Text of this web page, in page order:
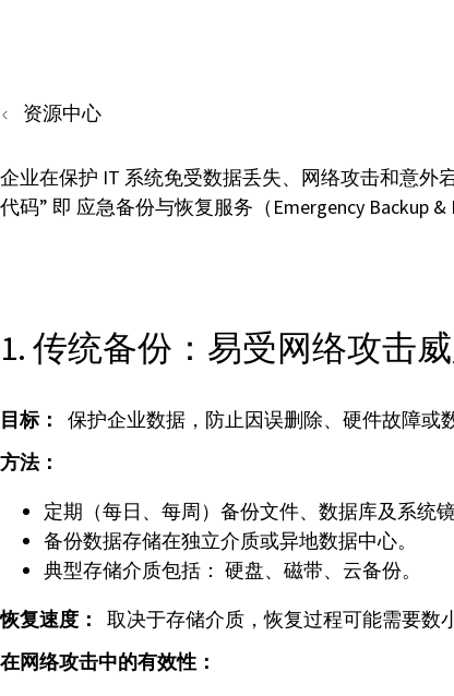
资源中心
企业在保护 IT 系统免受数据丢失、网络攻击和意外
代码” 即 应急备份与恢复服务（Emergency Backup
1. 传统备份：易受网络攻击
目标：
保护企业数据，防止因误删除、硬件故障或
方法：
定期（每日、每周）备份文件、数据库及系统镜
备份数据存储在独立介质或异地数据中心。
典型存储介质包括： 硬盘、磁带、云备份。
恢复速度：
取决于存储介质，恢复过程可能需要数
在网络攻击中的有效性：